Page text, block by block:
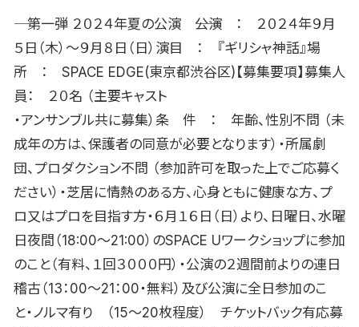
―― 第一弾 ２０２４年夏の公演 ――公演 ： ２０２４年９月
５日（木）〜９月８日（日）演目 ： 『ギリシャ神話』場
所 ： SPACE EDGE(東京都渋谷区)【募集要項】募集人
員： ２０名 （主要キャスト
・アンサンブル共に募集）条 件 ： 年齢、性別不問 （未
成年の方は、保護者の同意が必要となります）・所属劇
団、プロダクション不問 （参加許可を取った上でご応募く
ださい）・芝居に情熱のある方、心身ともに健康な方、プ
ロ又はプロを目指す方・６月１６日（日）より、日曜日、水曜
日夜間（18:00〜21:00）のSPACE Uワークショップに参加
のこと（有料、１回３０００円）・公演の２週間前よりの連日
稽古（13：00〜21：00・無料）及び公演に全日参加のこ
と・ノルマ有り （15〜20枚程度） チケットバック有応募